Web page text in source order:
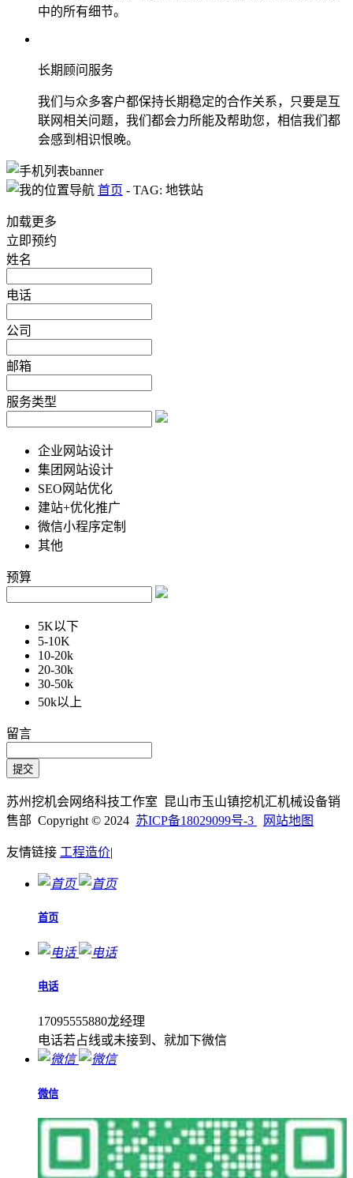
中的所有细节。
长期顾问服务
我们与众多客户都保持长期稳定的合作关系，只要是互
联网相关问题，我们都会力所能及帮助您，相信我们都
会感到相识恨晚。
首页 - TAG: 地铁站
加载更多
立即预约
姓名
电话
公司
邮箱
服务类型
企业网站设计
集团网站设计
SEO网站优化
建站+优化推广
微信小程序定制
其他
预算
5K以下
5-10K
10-20k
20-30k
30-50k
50k以上
留言
苏州挖机会网络科技工作室 昆山市玉山镇挖机汇机械设备销
售部 Copyright © 2024 苏ICP备18029099号-3 网站地图
友情链接 工程造价|
首页
电话
17095555880龙经理
电话若占线或未接到、就加下微信
微信